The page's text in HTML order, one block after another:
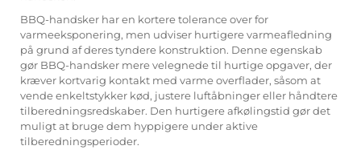
BBQ-handsker har en kortere tolerance over for
varmeeksponering, men udviser hurtigere varmeafledning
på grund af deres tyndere konstruktion. Denne egenskab
gør BBQ-handsker mere velegnede til hurtige opgaver, der
kræver kortvarig kontakt med varme overflader, såsom at
vende enkeltstykker kød, justere luftåbninger eller håndtere
tilberedningsredskaber. Den hurtigere afkølingstid gør det
muligt at bruge dem hyppigere under aktive
tilberedningsperioder.